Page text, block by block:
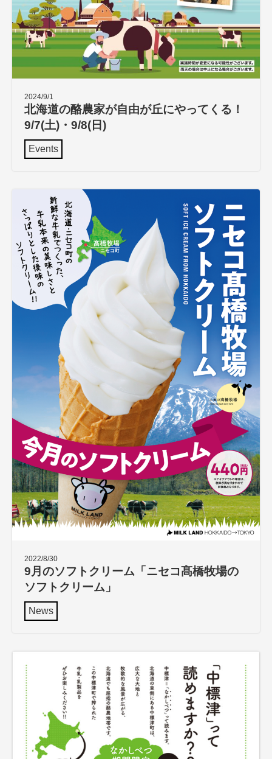
2024/9/1
北海道の酪農家が自由が丘にやってくる！
9/7(土)・9/8(日)
Events
2022/8/30
9月のソフトクリーム「ニセコ髙橋牧場の
ソフトクリーム」
News